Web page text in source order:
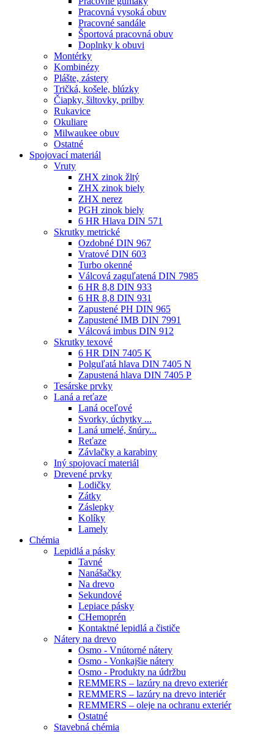
Pracovná vysoká obuv
Pracovné sandále
Športová pracovná obuv
Doplnky k obuvi
Montérky
Kombinézy
Plášte, zástery
Tričká, košele, blúzky
Čiapky, šiltovky, prilby
Rukavice
Okuliare
Milwaukee obuv
Ostatné
Spojovacímateriál
Vruty
ZHX zinok žltý
ZHX zinok biely
ZHX nerez
PGH zinok biely
6 HR Hlava DIN 571
Skrutky metrické
Ozdobné DIN 967
Vratové DIN 603
Turbo okenné
Válcová zaguľatená DIN 7985
6 HR 8,8 DIN 933
6 HR 8,8 DIN 931
Zapustené PH DIN 965
Zapustené IMB DIN 7991
Válcová imbus DIN 912
Skrutky texové
6 HR DIN 7405 K
Polguľatá hlava DIN 7405 N
Zapustená hlava DIN 7405 P
Tesárske prvky
Laná a reťaze
Laná oceľové
Svorky, úchytky ...
Laná umelé, šnúry...
Reťaze
Závlačky a karabiny
Iný spojovací materiál
Drevené prvky
Lodičky
Zátky
Záslepky
Kolíky
Lamely
Chémia
Lepidlá a pásky
Tavné
Nanášačky
Na drevo
Sekundové
Lepiace pásky
CHemoprén
Kontaktné lepidlá a čističe
Nátery na drevo
Osmo - Vnútorné nátery
Osmo - Vonkajšie nátery
Osmo - Produkty na údržbu
REMMERS – lazúry na drevo exteriér
REMMERS – lazúry na drevo interiér
REMMERS – oleje na ochranu exteriér
Ostatné
Stavebná chémia